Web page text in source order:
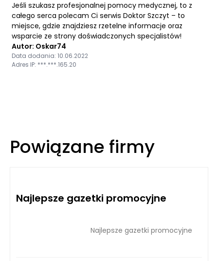
Jeśli szukasz profesjonalnej pomocy medycznej, to z
całego serca polecam Ci serwis Doktor Szczyt – to
miejsce, gdzie znajdziesz rzetelne informacje oraz
wsparcie ze strony doświadczonych specjalistów!
Autor: Oskar74
Data dodania: 10.06.2022
Adres IP: ***.***.165.20
Powiązane firmy
Najlepsze gazetki promocyjne
Najlepsze gazetki promocyjne